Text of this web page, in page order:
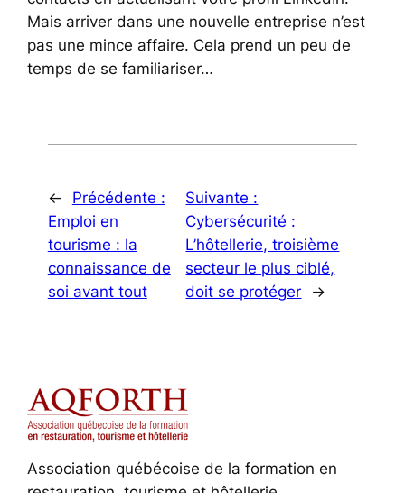
Mais arriver dans une nouvelle entreprise n’est
pas une mince affaire. Cela prend un peu de
temps de se familiariser…
←
Précédente :
Emploi en
tourisme : la
connaissance de
soi avant tout
Suivante :
Cybersécurité :
L’hôtellerie, troisième
secteur le plus ciblé,
doit se protéger
→
Association québécoise de la formation en